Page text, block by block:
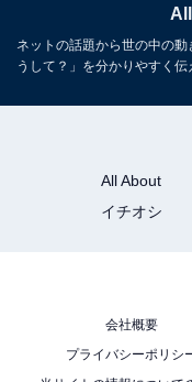
ネットの話題から世の中の
うして？」を分かりやすく伝
All About
イチオシ
会社概要
プライバシーポリシ